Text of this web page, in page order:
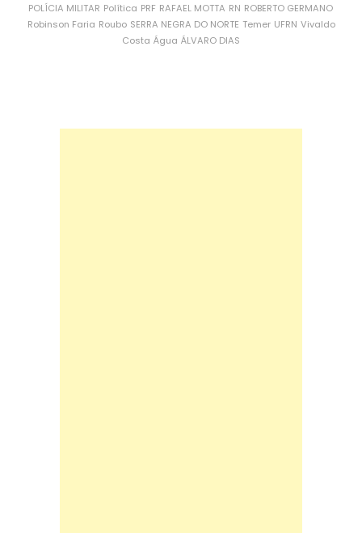
POLÍCIA MILITAR Política PRF RAFAEL MOTTA RN ROBERTO GERMANO
Robinson Faria Roubo SERRA NEGRA DO NORTE Temer UFRN Vivaldo
Costa Água ÁLVARO DIAS